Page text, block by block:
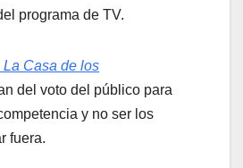
programa de TV.
La Casa de los
del voto del público para
y no ser los
fuera.